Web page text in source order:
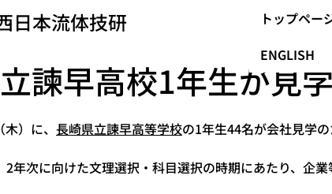
トップペー
ENGLISH
日本流体技研
諫早高校1年生が見
）に、 長崎県立諫早高等学校の1年生44名が会社見学
2年次に向けた文理選択・科目選択の時期にあたり、企